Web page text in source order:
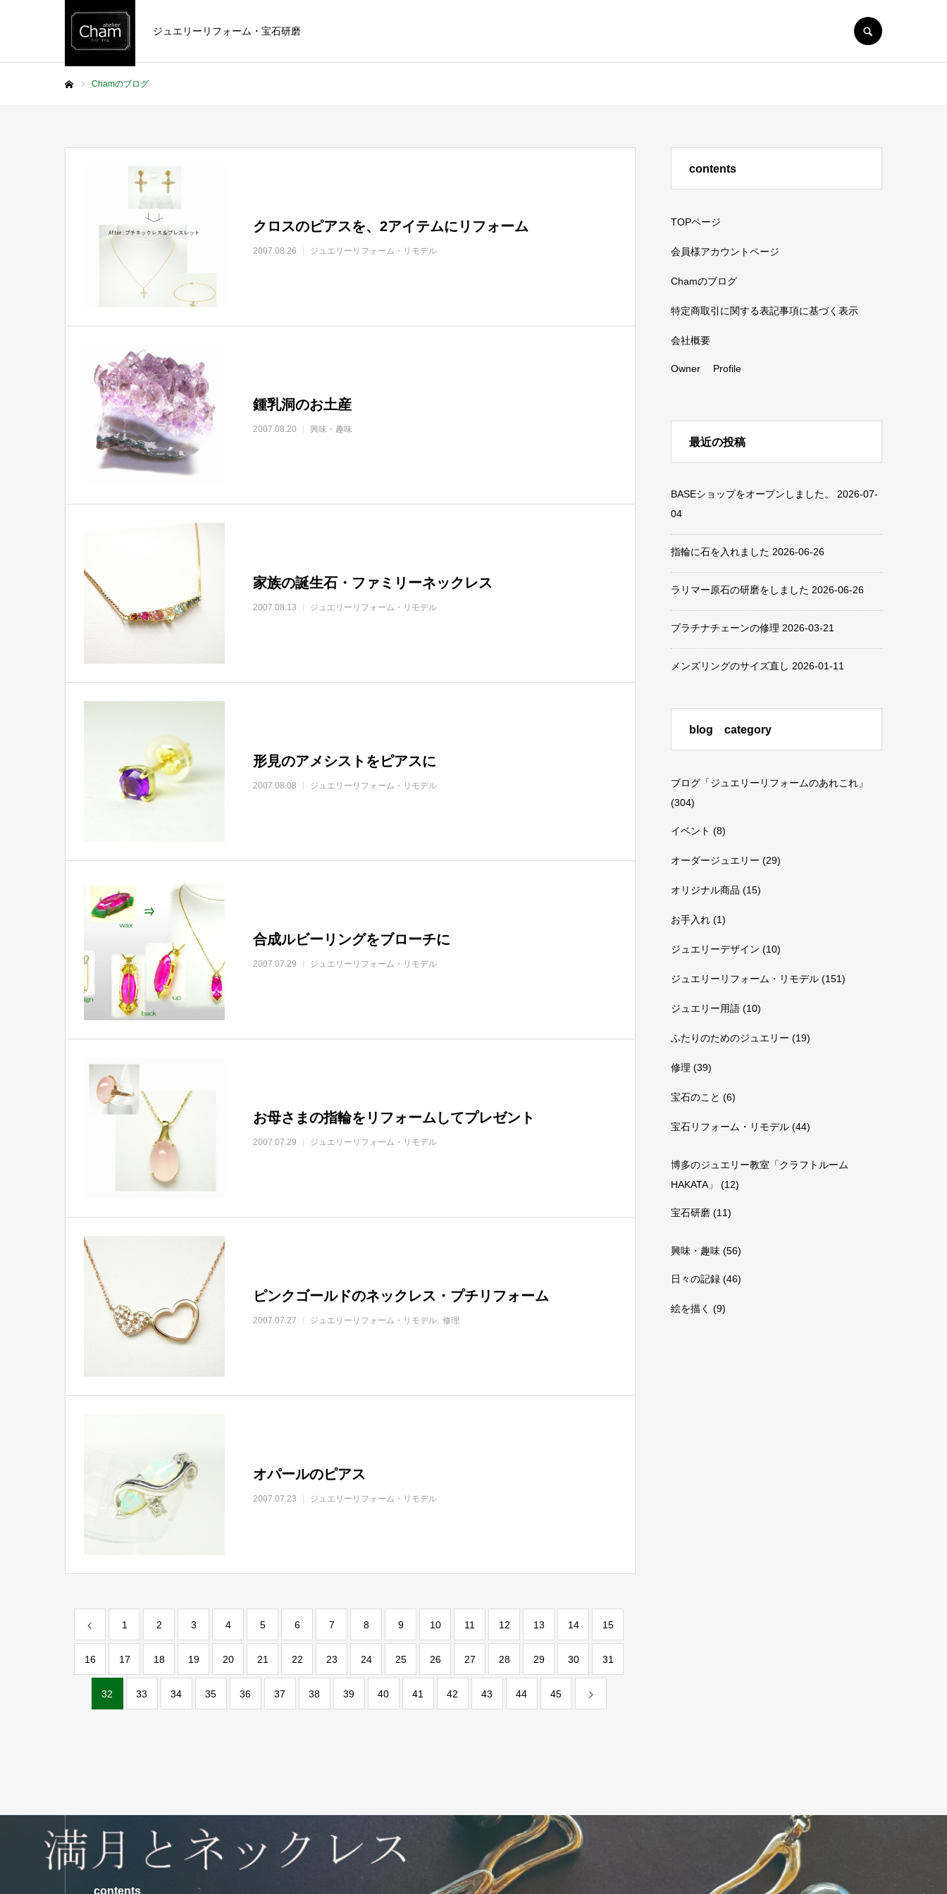
ジュエリーリフォーム・宝石研磨
Chamのブログ
クロスのピアスを、2アイテムにリフォーム
2007.08.26 ジュエリーリフォーム・リモデル
鍾乳洞のお土産
2007.08.20 興味・趣味
家族の誕生石・ファミリーネックレス
2007.08.13 ジュエリーリフォーム・リモデル
形見のアメシストをピアスに
2007.08.08 ジュエリーリフォーム・リモデル
合成ルビーリングをブローチに
2007.07.29 ジュエリーリフォーム・リモデル
お母さまの指輪をリフォームしてプレゼント
2007.07.29 ジュエリーリフォーム・リモデル
ピンクゴールドのネックレス・プチリフォーム
2007.07.27 ジュエリーリフォーム・リモデル 修理
オパールのピアス
2007.07.23 ジュエリーリフォーム・リモデル
1 2 3 4 5 6 7 8 9 10 11 12 13 14 15
16 17 18 19 20 21 22 23 24 25 26 27 28 29 30 31
32 33 34 35 36 37 38 39 40 41 42 43 44 45
contents
TOPページ
会員様アカウントページ
Chamのブログ
特定商取引に関する表記事項に基づく表示
会社概要
Owner Profile
最近の投稿
BASEショップをオープンしました。
2026-07-
04
指輪に石を入れました 2026-06-26
ラリマー原石の研磨をしました 2026-06-26
プラチナチェーンの修理 2026-03-21
メンズリングのサイズ直し 2026-01-11
blog category
ブログ「ジュエリーリフォームのあれこれ」
(304)
イベント (8)
オーダージュエリー (29)
オリジナル商品 (15)
お手入れ (1)
ジュエリーデザイン (10)
ジュエリーリフォーム・リモデル (151)
ジュエリー用語 (10)
ふたりのためのジュエリー (19)
修理 (39)
宝石のこと (6)
宝石リフォーム・リモデル (44)
博多のジュエリー教室「クラフトルーム
HAKATA」
(12)
宝石研磨 (11)
興味・趣味 (56)
日々の記録 (46)
絵を描く (9)
contents